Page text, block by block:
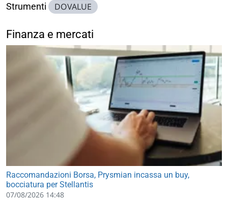
Strumenti DOVALUE
Finanza e mercati
Raccomandazioni Borsa, Prysmian incassa un buy,
bocciatura per Stellantis
07/08/2026 14:48